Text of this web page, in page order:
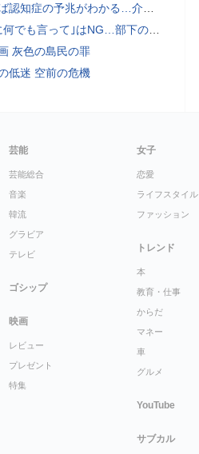
かる…介護のプロが断言｢物忘れ｣よりも早く気づける"食卓の異変"
部下の本音を引き出す｢できる上司｣が使っている"言い換えフレーズ"
灰色の島民の罪
低迷 空前の危機
芸能
芸能総合
音楽
韓流
グラビア
テレビ
ゴシップ
映画
レビュー
プレゼント
特集
女子
恋愛
ライフスタイル
ファッション
トレンド
本
教育・仕事
からだ
マネー
車
グルメ
YouTube
サブカル